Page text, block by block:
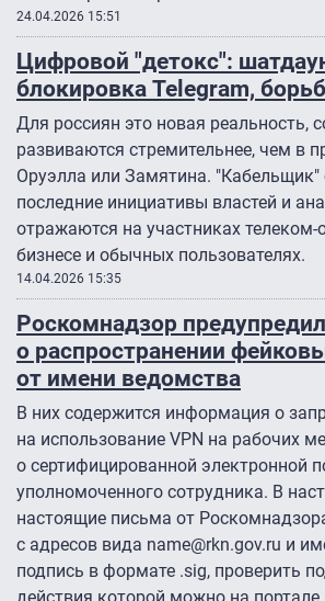
24.04.2026 15:51
Цифровой "детокс":
блокировка Telegram,
Для россиян это новая реальность,
развиваются стремительнее, чем в
Оруэлла или Замятина. "Кабельщик"
последние инициативы властей и
отражаются на участниках
бизнесе и обычных пользователях.
14.04.2026 15:35
Роскомнадзор предупредил
о распространении
от имени ведомства
В них содержится информация о
на использование VPN на рабочих
о сертифицированной электронной
уполномоченного сотрудника. В
настоящие письма от
с адресов вида name@rkn.gov.ru и
подпись в формате .sig, проверить